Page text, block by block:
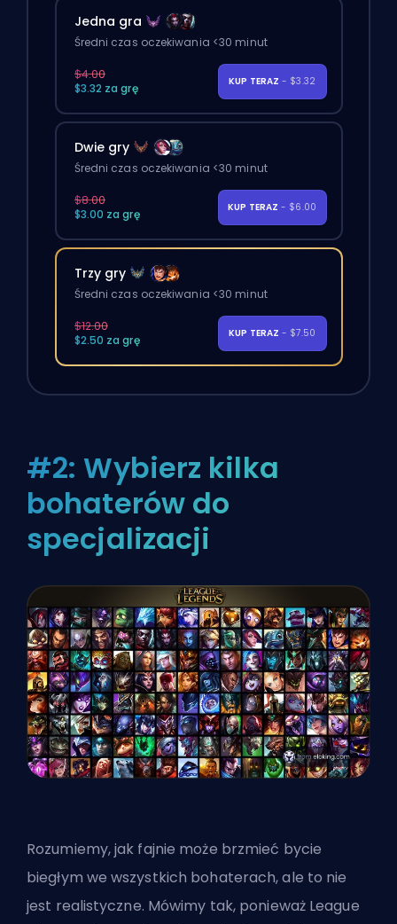
Jedna gra
Średni czas oczekiwania <30 minut
$4.00
$3.32 za grę
KUP TERAZ - $3.32
Dwie gry
Średni czas oczekiwania <30 minut
$8.00
$3.00 za grę
KUP TERAZ - $6.00
Trzy gry
Średni czas oczekiwania <30 minut
$12.00
$2.50 za grę
KUP TERAZ - $7.50
#2: Wybierz kilka
bohaterów do
specjalizacji
Rozumiemy, jak fajnie może brzmieć bycie
biegłym we wszystkich bohaterach, ale to nie
jest realistyczne. Mówimy tak, ponieważ League